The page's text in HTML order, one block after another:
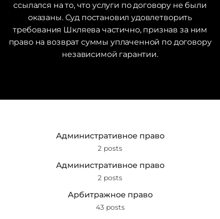
ссылался на то, что услуги по договору не были
оказаны. Суд постановил удовлетворить
требования Шкляева частично, признав за ним
право на возврат суммы уплаченной по договору
независимой гарантии.
Административное право
2 posts
Административное право
2 posts
Арбитражное право
43 posts